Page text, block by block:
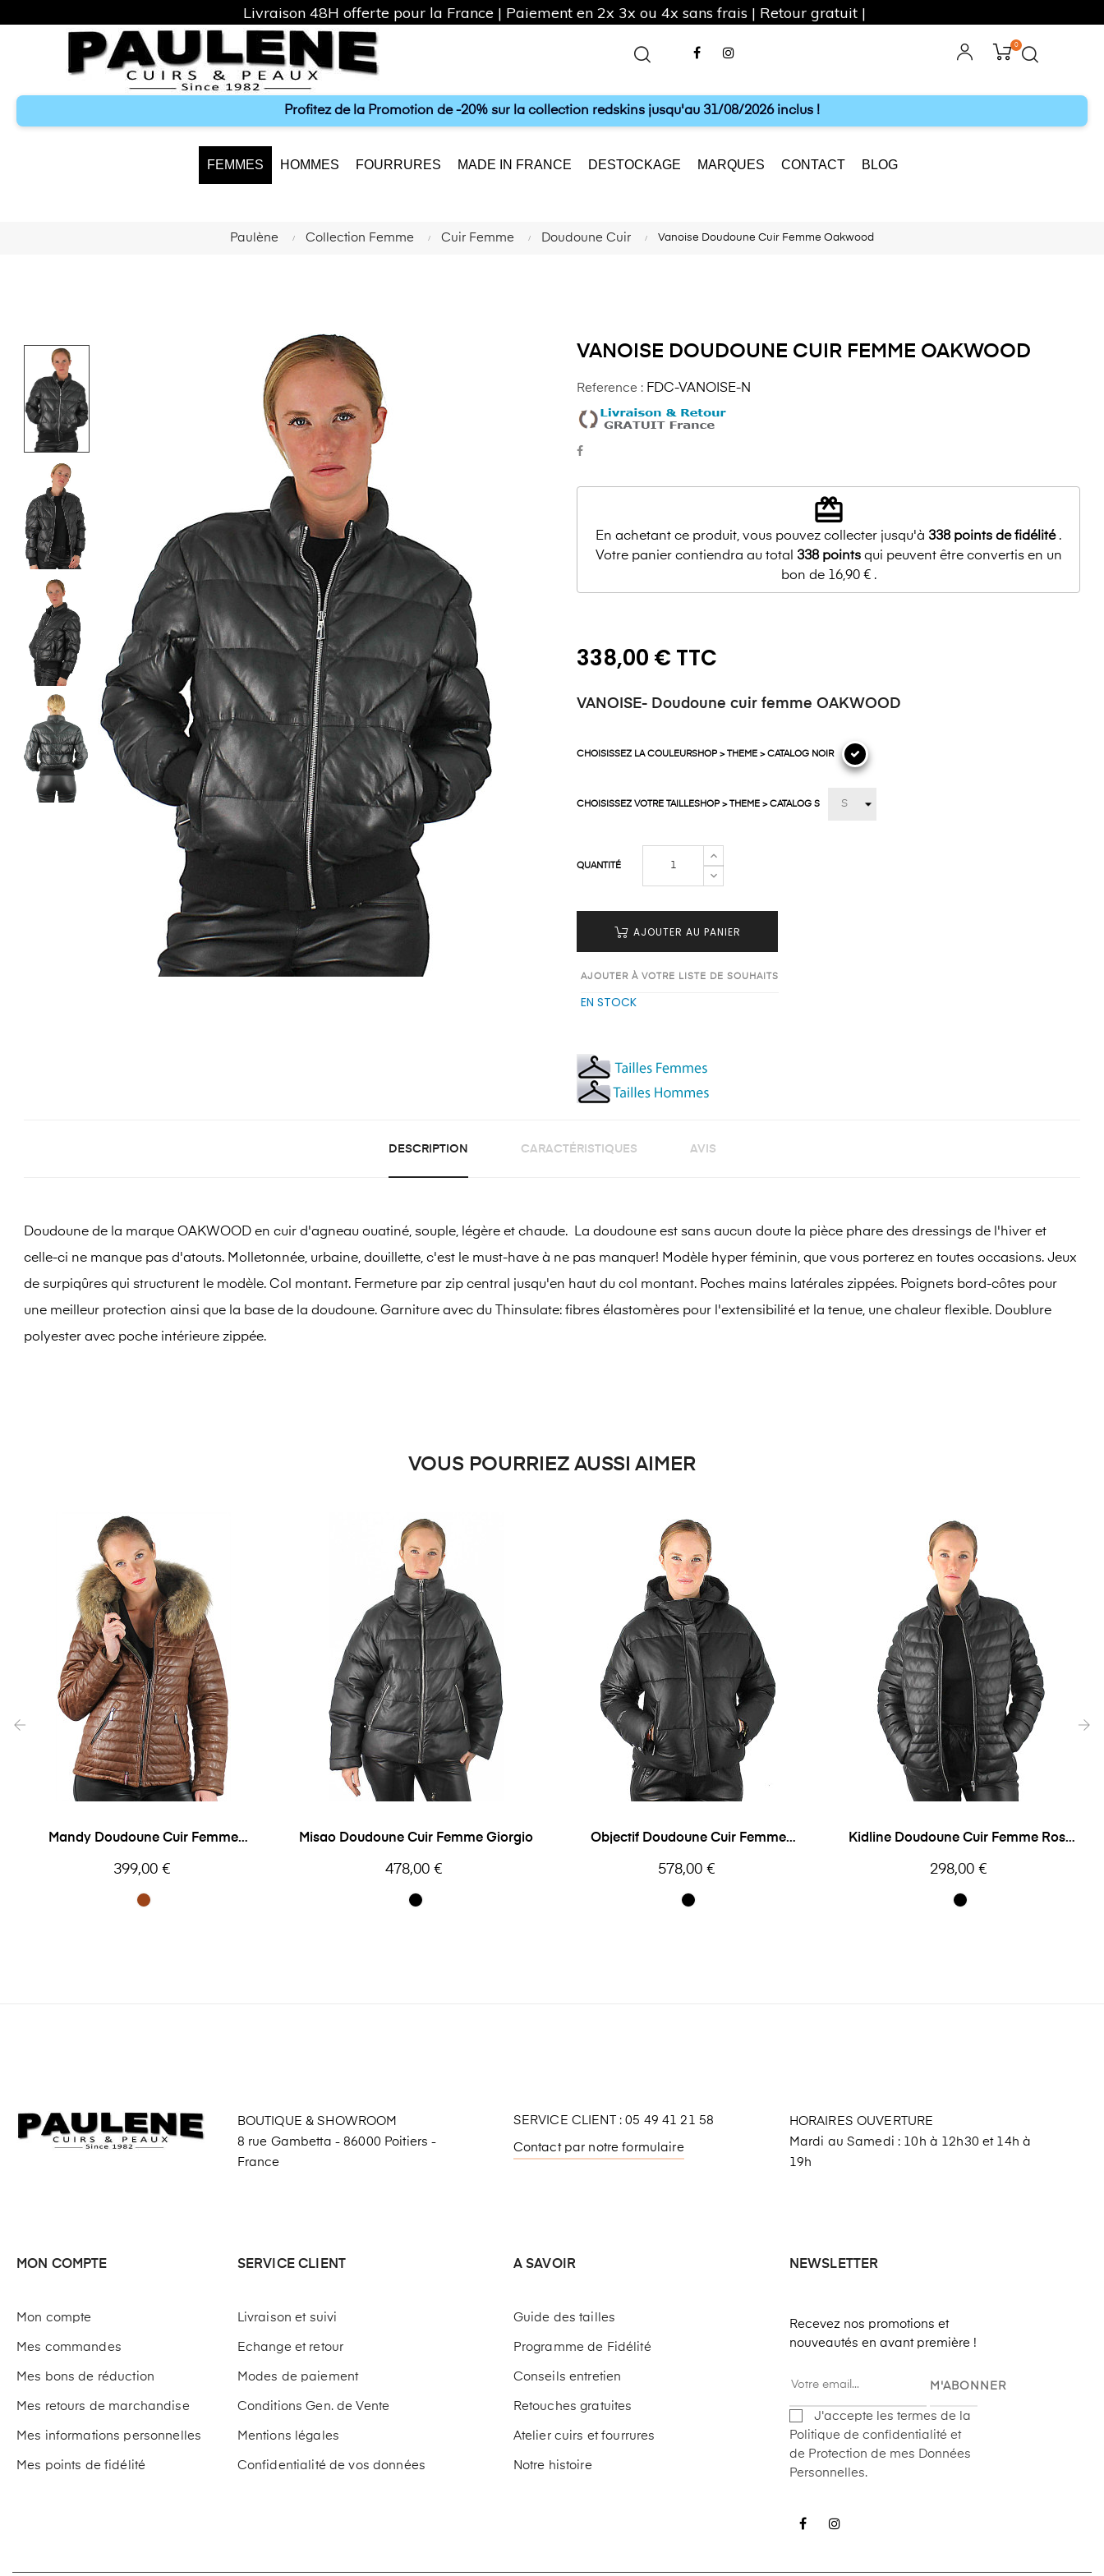
Facebook
0
Profitez de la Promotion de -20% sur la collection redskins jusqu'au 31/08/2026 inclus !
FEMMES HOMMES FOURRURES MADE IN FRANCE DESTOCKAGE MARQUES CONTACT BLOG
Paulène Collection Femme Cuir Femme Doudoune Cuir Vanoise Doudoune Cuir Femme Oakwood
VANOISE DOUDOUNE CUIR FEMME OAKWOOD
Reference : FDC-VANOISE-N
redeem
En achetant ce produit, vous pouvez collecter jusqu'à 338 points de fidélité.
Votre panier contiendra au total 338pointsqui peuvent être convertis en un
bon de 16,90 €.
338,00 € TTC
VANOISE- Doudoune cuir femme OAKWOOD
CHOISISSEZ LA COULEURSHOP > THEME > CATALOG NOIR
CHOISISSEZ VOTRE TAILLESHOP > THEME > CATALOG S
QUANTITÉ
AJOUTER AU PANIER
AJOUTER À VOTRE LISTE DE SOUHAITS
EN STOCK
DESCRIPTION CARACTÉRISTIQUES AVIS
Doudoune de la marque OAKWOOD en cuir d'agneau ouatiné, souple, légère et chaude. La doudoune est sans aucun doute la pièce phare des dressings de l'hiver et
celle-ci ne manque pas d'atouts. Molletonnée, urbaine, douillette, c'est le must-have à ne pas manquer! Modèle hyper féminin, que vous porterez en toutes occasions. Jeux
de surpiqûres qui structurent le modèle. Col montant. Fermeture par zip central jusqu'en haut du col montant. Poches mains latérales zippées. Poignets bord-côtes pour
une meilleur protection ainsi que la base de la doudoune. Garniture avec du Thinsulate: fibres élastomères pour l'extensibilité et la tenue, une chaleur flexible. Doublure
polyester avec poche intérieure zippée.
VOUS POURRIEZ AUSSI AIMER
Mandy Doudoune Cuir Femme
Prix
399,00 €
Misao Doudoune Cuir Femme Giorgio
Prix
478,00 €
Objectif Doudoune Cuir Femme
Prix
578,00 €
Kidline Doudoune Cuir Femme Rose
Prix
298,00 €
BOUTIQUE & SHOWROOM
8 rue Gambetta - 86000 Poitiers -
France
SERVICE CLIENT : 05 49 41 21 58
Contact par notre formulaire
HORAIRES OUVERTURE
Mardi au Samedi : 10h à 12h30 et 14h à
19h
MON COMPTE
Mon compte
Mes commandes
Mes bons de réduction
Mes retours de marchandise
Mes informations personnelles
Mes points de fidélité
SERVICE CLIENT
Livraison et suivi
Echange et retour
Modes de paiement
Conditions Gen. de Vente
Mentions légales
Confidentialité de vos données
A SAVOIR
Guide des tailles
Programme de Fidélité
Conseils entretien
Retouches gratuites
Atelier cuirs et fourrures
Notre histoire
NEWSLETTER
Recevez nos promotions et
nouveautés en avant première !
M'ABONNER
J'accepte les termes de la
Politique de confidentialité et
de Protection de mes Données
Personnelles.
Facebook
Livraison 48H offerte pour la France | Paiement en 2x 3x ou 4x sans frais | Retour gratuit |